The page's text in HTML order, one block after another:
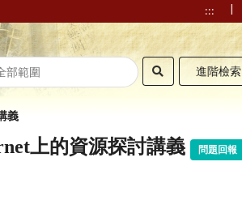
::: |
進階檢索
義
上的資源探討講義 問題回報